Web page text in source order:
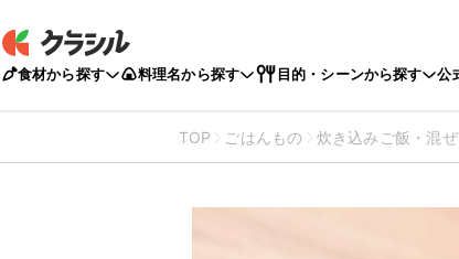
食材から探す 料理名から探す 目的・シーンから探す 公
TOP ごはんもの 炊き込みご飯・混